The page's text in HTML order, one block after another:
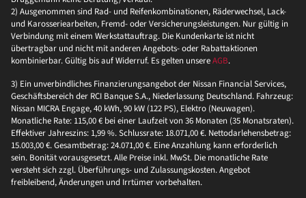
2) Ausgenommen sind Rad- und Reifenkombinationen, Räderwechsel, Lack-
und Karosseriearbeiten, Fremd- oder Versicherungsleistungen. Nur gültig in
Verbindung mit einem Werkstattauftrag. Die Kundenkarte ist nicht
übertragbar und nicht mit anderen Angebots- oder Rabattaktionen
kombinierbar. Gültig bis auf Widerruf. Es gelten unsereAGB.
3) Ein unverbindliches Finanzierungsangebot der Nissan Financial Services,
Geschäftsbereich der RCI Banque S.A., Niederlassung Deutschland. Fahrzeug:
Nissan MICRA Engage, 40 kWh, 90 kW (122 PS), Elektro (Neuwagen).
Monatliche Rate: 115,00 € bei einer Laufzeit von 36 Monaten (35 Monatsraten).
Effektiver Jahreszins: 1,99 %. Schlussrate: 18.071,00 €. Nettodarlehensbetrag:
15.003,00 €. Gesamtbetrag: 24.071,00 €. Eine Anzahlung kann erforderlich
sein. Bonität vorausgesetzt. Alle Preise inkl. MwSt. Die monatliche Rate
versteht sich zzgl. Überführungs- und Zulassungskosten. Angebot
freibleibend, Änderungen und Irrtümer vorbehalten.